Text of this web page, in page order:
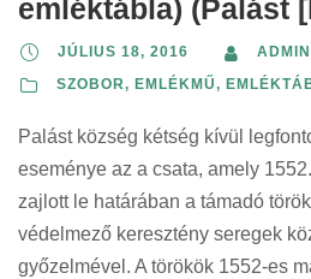
emléktábla) (Palást
JÚLIUS 18, 2016
ADMIN
SZOBOR, EMLÉKMŰ,
Palást község kétség kívül
eseménye az a csata, amely
zajlott le határában a támadó
védelmező keresztény seregek
győzelmével. A törökök 1552-es